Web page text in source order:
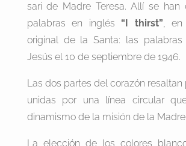
sari de Madre Teresa. Allí se han
palabras en inglés “I thirst”, en
original de la Santa: las
Jesús el 10 de septiembre de 1946.
Las dos partes del corazón resaltan
unidas por una línea circular
dinamismo de la misión de la Madre
La elección de los colores